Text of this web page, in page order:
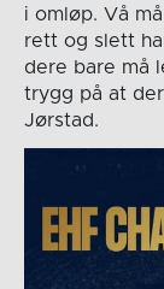
i omløp. Vå
rett og slett
dere bare må
trygg på at
Jørstad.